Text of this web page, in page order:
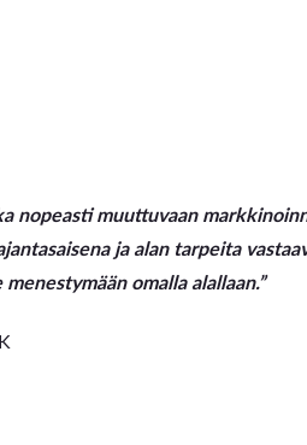
nopeasti muuttuvaan
ja alan tarpeita
omalla alallaan.”